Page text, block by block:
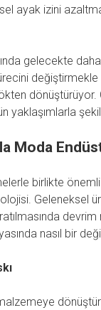
ayak izini
gelecekte
değiştirmekle
yaklaşımlarla
Moda
birlikte
Geleneksel
nasıl bir